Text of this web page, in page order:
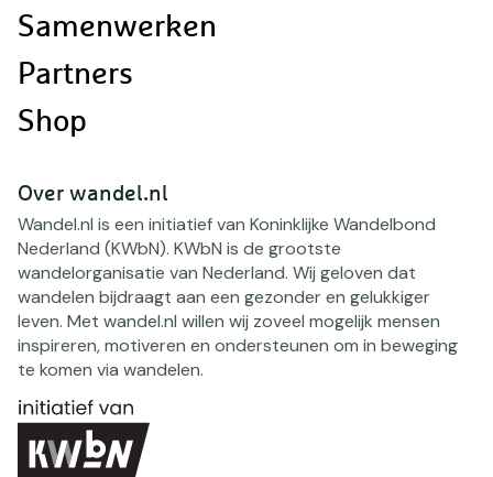
Samenwerken
Partners
Shop
Over wandel.nl
Wandel.nl is een initiatief van Koninklijke Wandelbond
Nederland (KWbN). KWbN is de grootste
wandelorganisatie van Nederland. Wij geloven dat
wandelen bijdraagt aan een gezonder en gelukkiger
leven. Met wandel.nl willen wij zoveel mogelijk mensen
inspireren, motiveren en ondersteunen om in beweging
te komen via wandelen.